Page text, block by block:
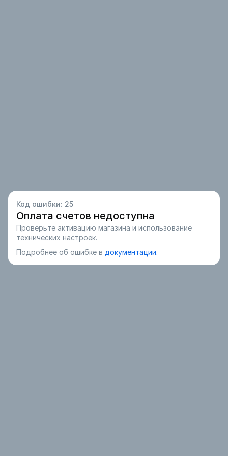
Код ошибки: 25
Оплата счетов недоступна
Проверьте активацию магазина и использование
технических настроек.
Подробнее об ошибке в документации.